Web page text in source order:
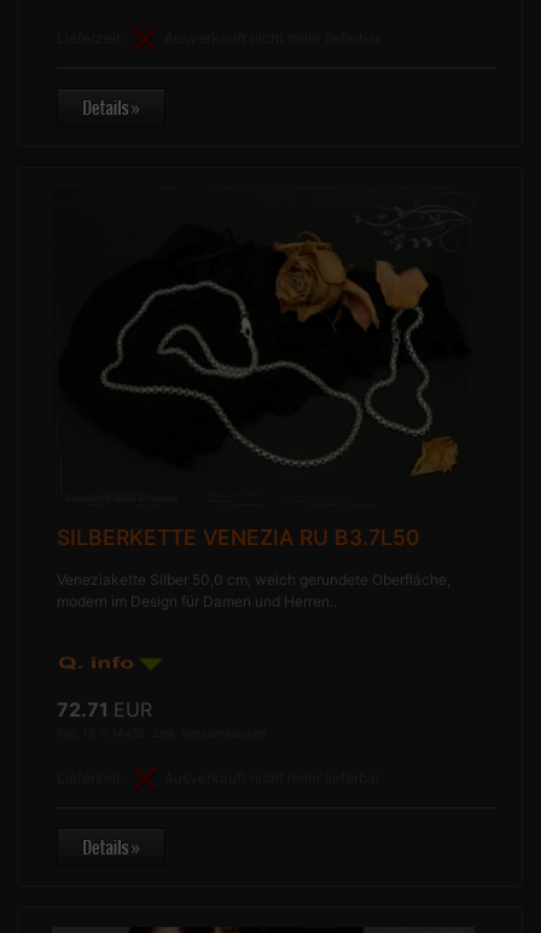
SILBERKETTE VENEZIA RU B3.7L50
Veneziakette Silber 50,0 cm, weich gerundete Oberfläche,
modern im Design für Damen und Herren..
72.71 EUR